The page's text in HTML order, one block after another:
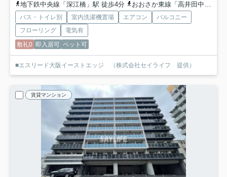
地下鉄中央線「深江橋」駅 徒歩4分
おおさか東線「高井田中央」駅 徒歩15分
バス・トイレ別 室内洗濯機置場 エアコン
バルコニー
フローリング
電気有
敷礼0 即入居可 ペット可
■エスリード大阪イーストエッジ （株式会社セイライフ 提供）
賃貸マンション